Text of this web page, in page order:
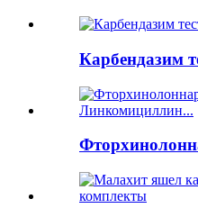
Карбендазим